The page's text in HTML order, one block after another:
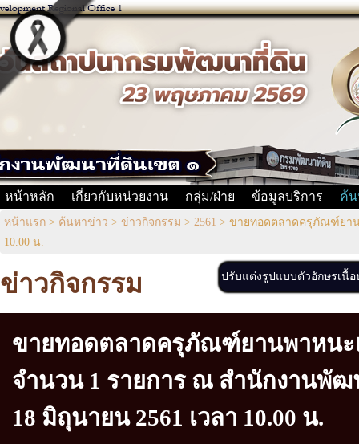
หน้าหลัก เกี่ยวกับหน่วยงาน กลุ่ม/ฝ่าย ข้อมูลบริการ ค้น
หน้าแรก > ค้นหาข่าว > ข่าวกิจกรรม > 2561 > ขายทอดตลาดครุภัณฑ์ยาน
10.00 น.
ข่าวกิจกรรม
ขายทอดตลาดครุภัณฑ์ยานพาหนะ
จำนวน 1 รายการ ณ สำนักงานพั
18 มิถุนายน 2561 เวลา 10.00 น.
ปรับแต่งรูปแบบตัวอักษรเ